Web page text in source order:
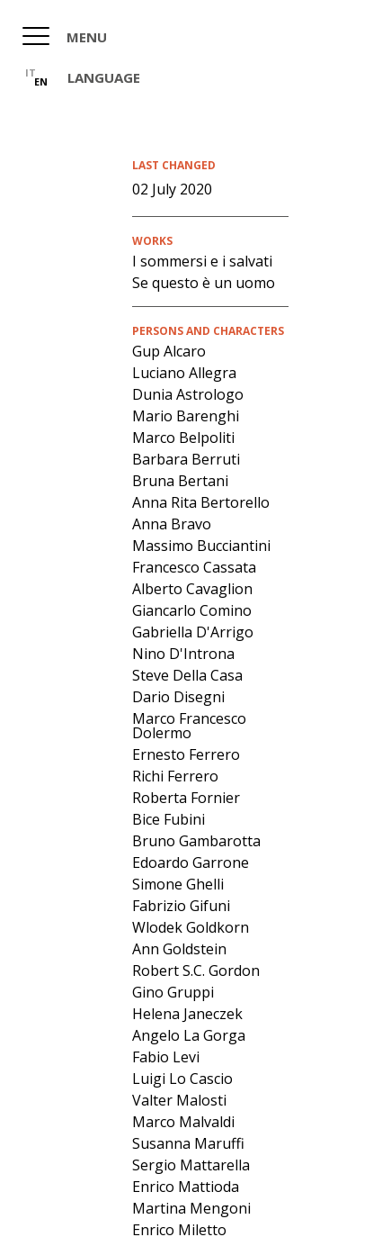
content
MENU
IT
EN LANGUAGE
LAST CHANGED
02 July 2020
WORKS
I sommersi e i salvati
Se questo è un uomo
PERSONS AND CHARACTERS
Gup Alcaro
Luciano Allegra
Dunia Astrologo
Mario Barenghi
Marco Belpoliti
Barbara Berruti
Bruna Bertani
Anna Rita Bertorello
Anna Bravo
Massimo Bucciantini
Francesco Cassata
Alberto Cavaglion
Giancarlo Comino
Gabriella D'Arrigo
Nino D'Introna
Steve Della Casa
Dario Disegni
Marco Francesco
Dolermo
Ernesto Ferrero
Richi Ferrero
Roberta Fornier
Bice Fubini
Bruno Gambarotta
Edoardo Garrone
Simone Ghelli
Fabrizio Gifuni
Wlodek Goldkorn
Ann Goldstein
Robert S.C. Gordon
Gino Gruppi
Helena Janeczek
Angelo La Gorga
Fabio Levi
Luigi Lo Cascio
Valter Malosti
Marco Malvaldi
Susanna Maruffi
Sergio Mattarella
Enrico Mattioda
Martina Mengoni
Enrico Miletto